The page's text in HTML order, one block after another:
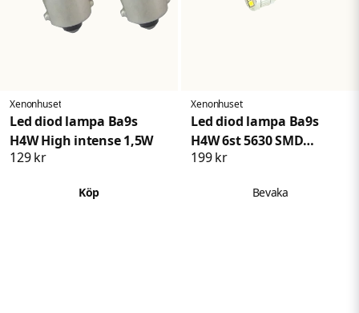
Xenonhuset
Led diod lampa Ba9s
H4W High intense 1,5W
129 kr
Köp
Xenonhuset
Led diod lampa Ba9s
H4W 6st 5630 SMD
Xenonvit
199 kr
Bevaka